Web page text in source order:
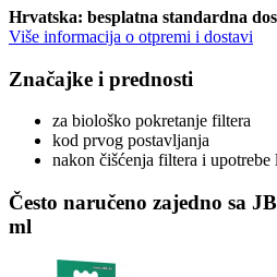
Hrvatska: besplatna standardna
Više informacija o otpremi i dostavi
Značajke i prednosti
za biološko pokretanje filtera
kod prvog postavljanja
nakon čišćenja filtera i upotrebe
Često naručeno zajedno sa
ml